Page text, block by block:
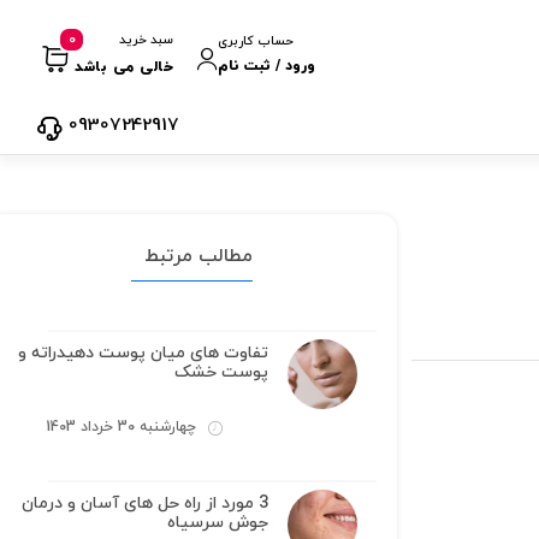
حساب کاربری
ورود / ثبت نام
سبد خرید
خالی می باشد
0
09307242917
مطالب مرتبط
تفاوت های میان پوست دهیدراته و
پوست خشک
چهارشنبه 30 خرداد 1403
3 مورد از راه حل های آسان و درمان
جوش سرسیاه